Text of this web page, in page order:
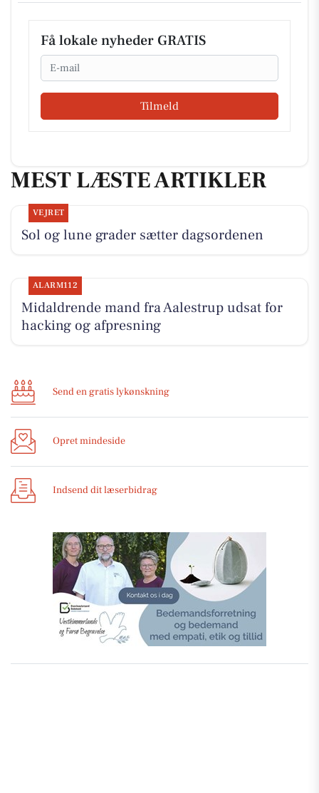
Få lokale nyheder GRATIS
Email
Tilmeld
MEST LÆSTE ARTIKLER
VEJRET
Sol og lune grader sætter dagsordenen
ALARM112
Midaldrende mand fra Aalestrup udsat for
hacking og afpresning
Send en gratis lykønskning
Opret mindeside
Indsend dit læserbidrag